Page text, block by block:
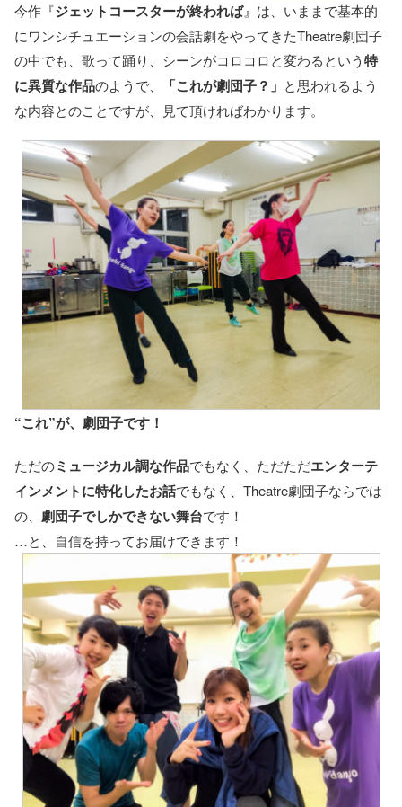
今作『ジェットコースターが終われば』は、いままで基本的
にワンシチュエーションの会話劇をやってきたTheatre劇団子
の中でも、歌って踊り、シーンがコロコロと変わるという特
に異質な作品のようで、 「これが劇団子？」 と思われるよう
な内容とのことですが、見て頂ければわかります。
“これ”が、劇団子です！
ただのミュージカル調な作品でもなく、ただただエンターテ
インメントに特化したお話でもなく、Theatre劇団子ならでは
の、 劇団子でしかできない舞台です！
…と、自信を持ってお届けできます！